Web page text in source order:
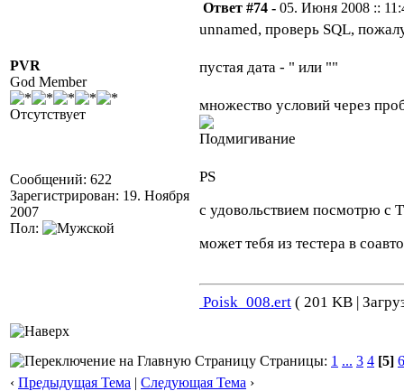
PVR
God Member
Отсутствует
Сообщений: 622
Зарегистрирован: 19. Ноября
2007
Пол:
Ответ #74 - 05. Июня 2008 ::
unnamed, проверь SQL,
пустая дата - " или ""
множество условий через
PS
с удовольствием посмотрю
может тебя из тестера в
Poisk_008.ert ( 201 KB |
Страницы: 1 ... 3 4 [5] 6
‹ Предыдущая Тема | Следующая Тема ›